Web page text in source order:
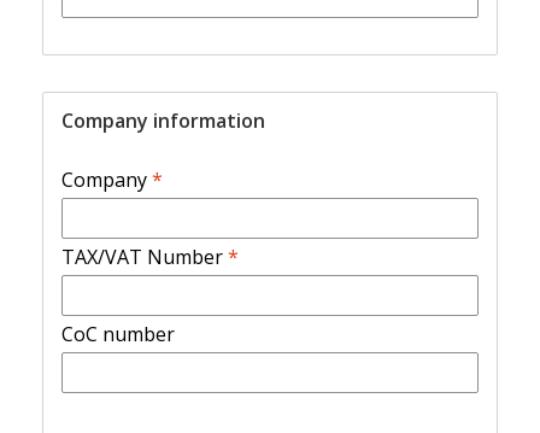
Company information
Company*
TAX/VAT Number*
CoC number